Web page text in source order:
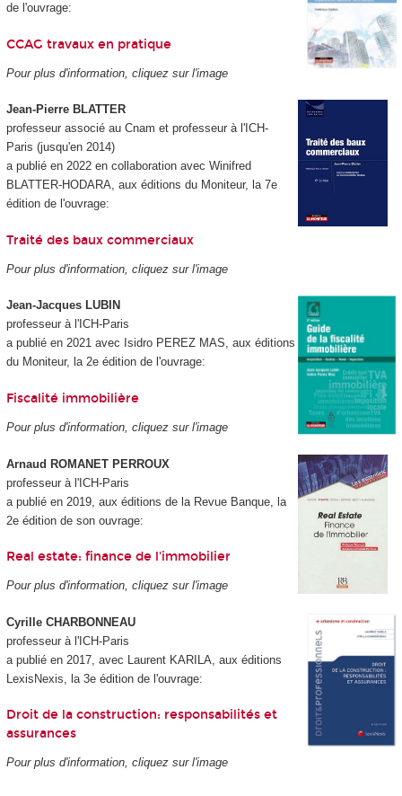
de l'ouvrage:
CCAG travaux en pratique
Pour plus d'information, cliquez sur l'image
Jean-Pierre BLATTER
professeur associé au Cnam et professeur à l'ICH-
Paris (jusqu'en 2014)
a publié en 2022 en collaboration avec Winifred
BLATTER-HODARA, aux éditions du Moniteur, la 7e
édition de l'ouvrage:
Traité des baux commerciaux
Pour plus d'information, cliquez sur l'image
Jean-Jacques LUBIN
professeur à l'ICH-Paris
a publié en 2021 avec Isidro PEREZ MAS, aux éditions
du Moniteur, la 2e édition de l'ouvrage:
Fiscalité immobilière
Pour plus d'information, cliquez sur l'image
Arnaud ROMANET PERROUX
professeur à l'ICH-Paris
a publié en 2019, aux éditions de la Revue Banque, la
2e édition de son ouvrage:
Real estate: finance de l'immobilier
Pour plus d'information, cliquez sur l'image
Cyrille CHARBONNEAU
professeur à l'ICH-Paris
a publié en 2017, avec Laurent KARILA, aux éditions
LexisNexis, la 3e édition de l'ouvrage:
Droit de la construction: responsabilités et
assurances
Pour plus d'information, cliquez sur l'image